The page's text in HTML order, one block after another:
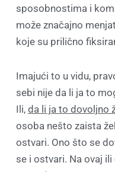
sposobnostima i
može značajno
koje su prilično
Imajući to u vidu,
sebi nije da li ja to
Ili, da li ja to dovoljno
osoba nešto zaista
ostvari. Ono što se
se i ostvari. Na ovaj